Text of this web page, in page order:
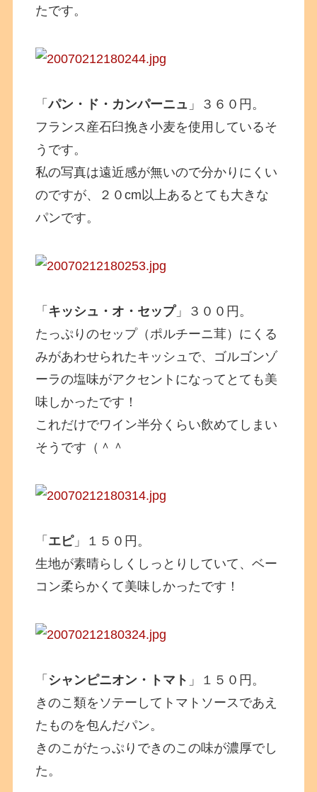
たです。
「パン・ド・カンパーニュ 」３６０円。
フランス産石臼挽き小麦を使用しているそ
うです。
私の写真は遠近感が無いので分かりにくい
のですが、２０cm以上あるとても大きな
パンです。
「 キッシュ・オ・セップ」３００円。
たっぷりのセップ（ポルチーニ茸）にくる
みがあわせられたキッシュで、ゴルゴンゾ
ーラの塩味がアクセントになってとても美
味しかったです！
これだけでワイン半分くらい飲めてしまい
そうです（＾＾
「 エピ」１５０円。
生地が素晴らしくしっとりしていて、ベー
コン柔らかくて美味しかったです！
「 シャンピニオン・トマト 」１５０円。
きのこ類をソテーしてトマトソースであえ
たものを包んだパン。
きのこがたっぷりできのこの味が濃厚でし
た。